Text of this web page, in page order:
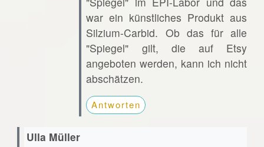
war ein künstliches Produkt aus
Silzium-Carbid. Ob das für alle
"Spiegel" gilt, die auf Etsy
angeboten werden, kann ich nicht
abschätzen.
Antworten
Ulla Müller